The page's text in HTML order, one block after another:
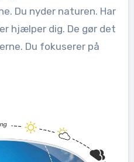
Du nyder naturen. Har
hjælper dig. De gør det
Du fokuserer på